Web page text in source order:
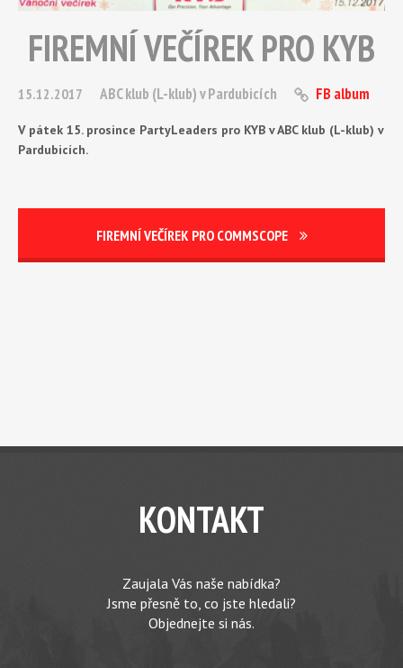
FIREMNÍ VEČÍREK PRO KYB
15.12.2017 ABC klub (L-klub) v Pardubicích FB album
V pátek 15. prosince PartyLeaders pro KYB v ABC klub (L-klub) v
Pardubicích.
FIREMNÍ VEČÍREK PRO COMMSCOPE
KONTAKT
Zaujala Vás naše nabídka?
Jsme přesně to, co jste hledali?
Objednejte si nás.